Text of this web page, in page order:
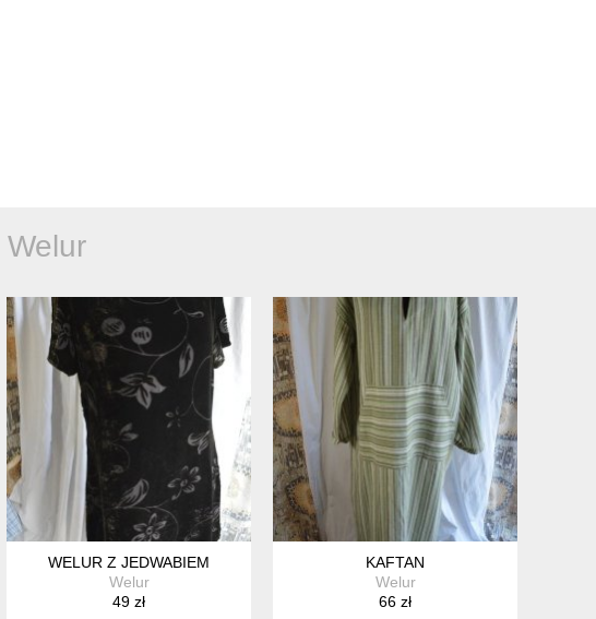
Welur
WELUR Z JEDWABIEM
Welur
49 zł
KAFTAN
Welur
66 zł